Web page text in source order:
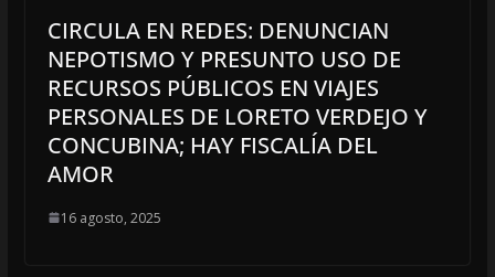
CIRCULA EN REDES: DENUNCIAN
NEPOTISMO Y PRESUNTO USO DE
RECURSOS PÚBLICOS EN VIAJES
PERSONALES DE LORETO VERDEJO Y
CONCUBINA; HAY FISCALÍA DEL
AMOR
16 agosto, 2025